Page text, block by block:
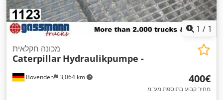
1 / 1
Bovenden 3,064 km
מכונה חקלאית
Caterpillar Hydraulikpumpe -
‏400 ‏€
מחיר קבוע בתוספת מע"מ